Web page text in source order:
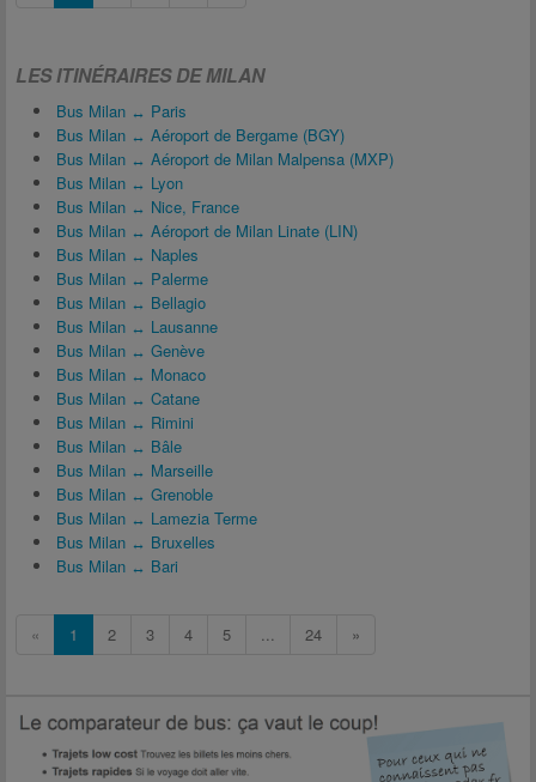
LES ITINÉRAIRES DE MILAN
Bus Milan ↔ Paris
Bus Milan ↔ Aéroport de Bergame (BGY)
Bus Milan ↔ Aéroport de Milan Malpensa (MXP)
Bus Milan ↔ Lyon
Bus Milan ↔ Nice, France
Bus Milan ↔ Aéroport de Milan Linate (LIN)
Bus Milan ↔ Naples
Bus Milan ↔ Palerme
Bus Milan ↔ Bellagio
Bus Milan ↔ Lausanne
Bus Milan ↔ Genève
Bus Milan ↔ Monaco
Bus Milan ↔ Catane
Bus Milan ↔ Rimini
Bus Milan ↔ Bâle
Bus Milan ↔ Marseille
Bus Milan ↔ Grenoble
Bus Milan ↔ Lamezia Terme
Bus Milan ↔ Bruxelles
Bus Milan ↔ Bari
« 1 2 3 4 5 ... 24 »